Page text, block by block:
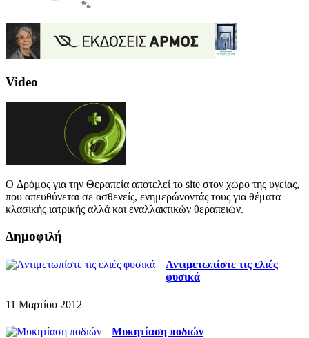
Video
O Δρόμος για την Θεραπεία αποτελεί το site στον χώρο της υγείας,
που απευθύνεται σε ασθενείς, ενημερώνοντάς τους για θέματα
κλασικής ιατρικής αλλά και εναλλακτικών θεραπειών.
Δημοφιλή
Αντιμετωπίστε τις ελιές
φυσικά
11 Μαρτίου 2012
Μυκητίαση ποδιών